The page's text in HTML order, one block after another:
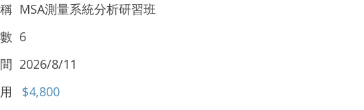
MSA測量系統分析研習班
6
2026/8/11
$4,800